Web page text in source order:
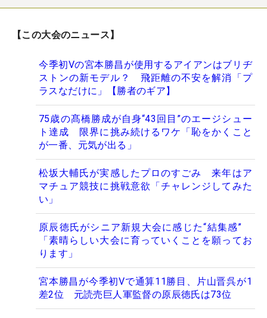
【この大会のニュース】
今季初Vの宮本勝昌が使用するアイアンはブリヂ
ストンの新モデル？ 飛距離の不安を解消「プ
ラスなだけに」【勝者のギア】
75歳の髙橋勝成が自身“43回目”のエージシュー
ト達成 限界に挑み続けるワケ「恥をかくこと
が一番、元気が出る」
松坂大輔氏が実感したプロのすごみ 来年はア
マチュア競技に挑戦意欲「チャレンジしてみた
い」
原辰徳氏がシニア新規大会に感じた“結集感”
「素晴らしい大会に育っていくことを願ってお
ります」
宮本勝昌が今季初Vで通算11勝目、片山晋呉が1
差2位 元読売巨人軍監督の原辰徳氏は73位